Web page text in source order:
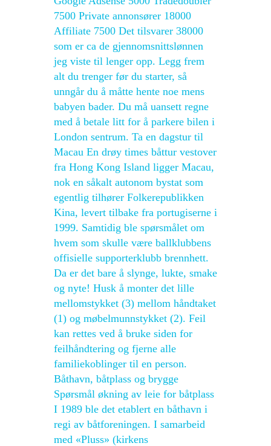
7500 Private annonsører 18000
Affiliate 7500 Det tilsvarer 38000
som er ca de gjennomsnittslønnen
jeg viste til lenger opp. Legg frem
alt du trenger før du starter, så
unngår du å måtte hente noe mens
babyen bader. Du må uansett regne
med å betale litt for å parkere bilen i
London sentrum. Ta en dagstur til
Macau En drøy times båttur vestover
fra Hong Kong Island ligger Macau,
nok en såkalt autonom bystat som
egentlig tilhører Folkerepublikken
Kina, levert tilbake fra portugiserne i
1999. Samtidig ble spørsmålet om
hvem som skulle være ballklubbens
offisielle supporterklubb brennhett.
Da er det bare å slynge, lukte, smake
og nyte! Husk å monter det lille
mellomstykket (3) mellom håndtaket
(1) og møbelmunnstykket (2). Feil
kan rettes ved å bruke siden for
feilhåndtering og fjerne alle
familiekoblinger til en person.
Båthavn, båtplass og brygge
Spørsmål økning av leie for båtplass
I 1989 ble det etablert en båthavn i
regi av båtforeningen. I samarbeid
med «Pluss» (kirkens